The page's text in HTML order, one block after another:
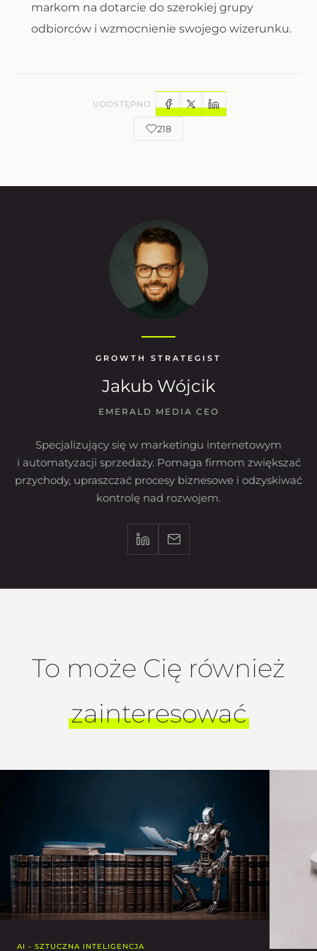
markom na dotarcie do szerokiej grupy
odbiorców i wzmocnienie swojego wizerunku.
UDOSTĘPNIJ
218
GROWTH STRATEGIST
Jakub Wójcik
EMERALD MEDIA CEO
Specjalizujący się w marketingu internetowym
i automatyzacji sprzedaży. Pomaga firmom zwiększać
przychody, upraszczać procesy biznesowe i odzyskiwać
kontrolę nad rozwojem.
To może Cię również
zainteresować
AI - SZTUCZNA INTELIGENCJA